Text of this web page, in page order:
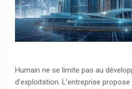
Humain ne se limite pas au
d’exploitation. L’entreprise propose